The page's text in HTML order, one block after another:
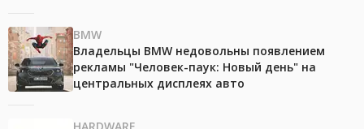
BMW
Владельцы BMW недовольны появлением
рекламы "Человек-паук: Новый день" на
центральных дисплеях авто
HARDWARE